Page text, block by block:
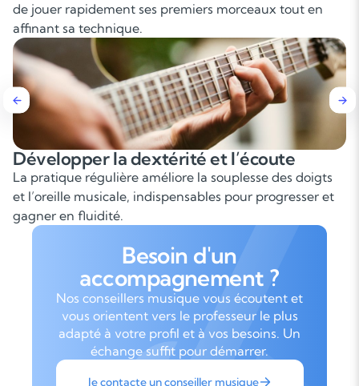
de jouer rapidement ses premiers morceaux tout en
affinant sa technique.
et l’écoute
la souplesse des doigts
pour progresser et
Maîtriser les accords
Apprendre à enchaîner les
est essentiel pour
Besoin d'un
accompagnement ?
Nos conseillers musique vous écoutent et
vous orientent vers le professeur le plus
adapté à votre profil et à vos besoins. Un
échange suffit pour démarrer.
Je contacte un conseiller musique